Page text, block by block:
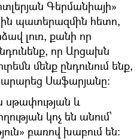
Գերմանիայի»
պատերազմին հետո,
լուռ, քանի որ
որ Արցախն
մենք ընդունում ենք,
Սաֆարյանը։
և
կոչ են անում՝
բառով խաբում են։